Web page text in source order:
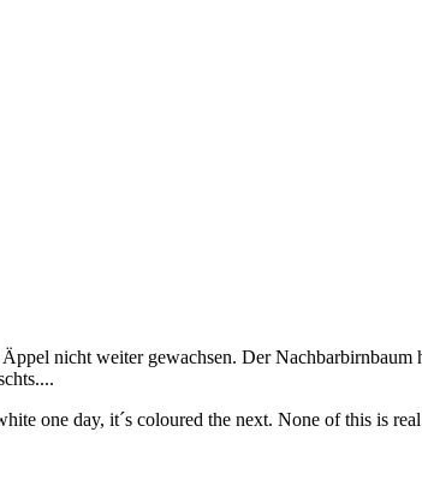
nicht weiter gewachsen. Der Nachbarbirnbaum
one day, it´s coloured the next. None of this is